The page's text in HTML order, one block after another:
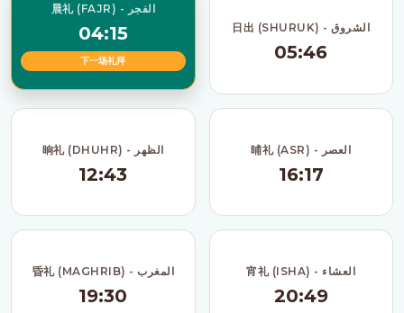
晨礼 (FAJR) - الفجر
04:15
下一场礼拜
日出 (SHURUK) - الشروق
05:46
晌礼 (DHUHR) - الظهر
12:43
晡礼 (ASR) - العصر
16:17
昏礼 (MAGHRIB) - المغرب
19:30
宵礼 (ISHA) - العشاء
20:49